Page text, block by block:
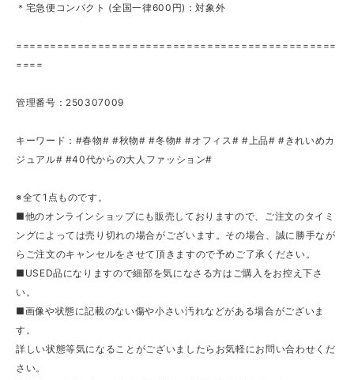
＊宅急便コンパクト (全国一律600円)：対象外
===============================================
====
管理番号：250307009
キーワード：#春物# #秋物# #冬物# #オフィス# #上品# #きれいめカ
ジュアル# #40代からの大人ファッション#
※全て1点ものです。
■他のオンラインショップにも販売しておりますので、ご注文のタイミ
ングによっては売り切れの場合がございます。その場合、誠に勝手なが
らご注文のキャンセルをさせて頂きますので予めご了承ください。
■USED品になりますので細部を気になさる方はご購入をお控え下さ
い。
■画像や状態に記載のない傷や小さい汚れなどがある場合がございま
す。
詳しい状態等気になることがございましたらお気軽にお問い合わせくだ
さい。